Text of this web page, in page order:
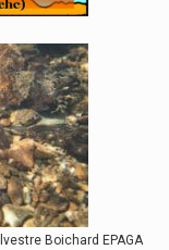
Boichard EPAGA